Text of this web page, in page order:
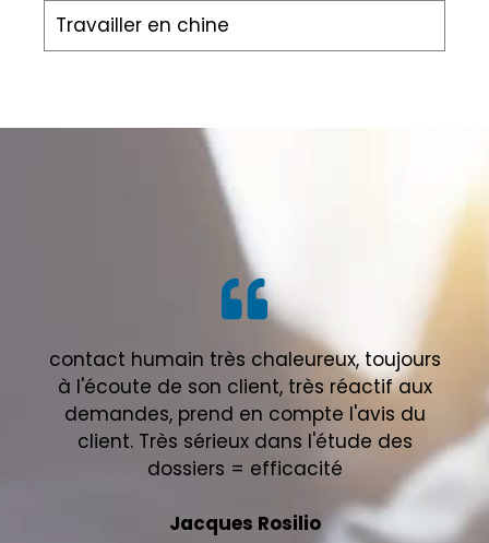
Travailler en chine
contact humain très chaleureux, toujours
à l'écoute de son client, très réactif aux
demandes, prend en compte l'avis du
client. Très sérieux dans l'étude des
dossiers = efficacité
Jacques Rosilio